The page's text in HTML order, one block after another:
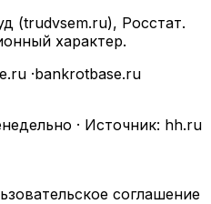
(trudvsem.ru), Росстат.
характер.
·bankrotbase.ru
· Источник: hh.ru
соглашение